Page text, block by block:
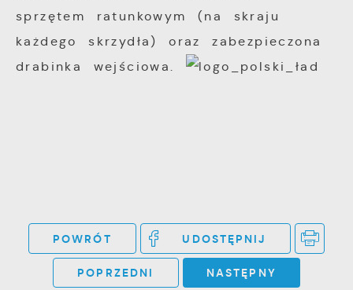
sprzętem ratunkowym (na skraju
każdego skrzydła) oraz zabezpieczona
drabinka wejściowa.
POWRÓT UDOSTĘPNIJ
POPRZEDNI NASTĘPNY